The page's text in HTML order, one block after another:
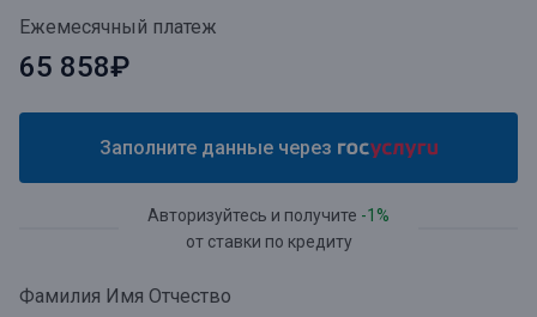
Ежемесячный платеж
65 858₽
Заполните данные через
Авторизуйтесь и получите -1%
от ставки по кредиту
Фамилия Имя Отчество